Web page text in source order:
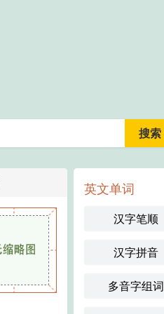
英文单词
汉字笔顺
汉字拼音
多音字组词